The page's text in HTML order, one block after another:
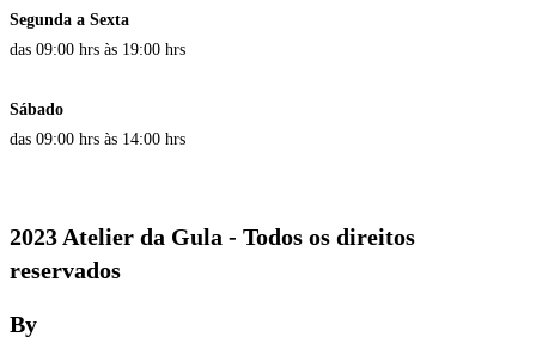
Segunda a Sexta
das 09:00 hrs às 19:00 hrs
Sábado
das 09:00 hrs às 14:00 hrs
2023 Atelier da Gula - Todos os direitos
reservados
By